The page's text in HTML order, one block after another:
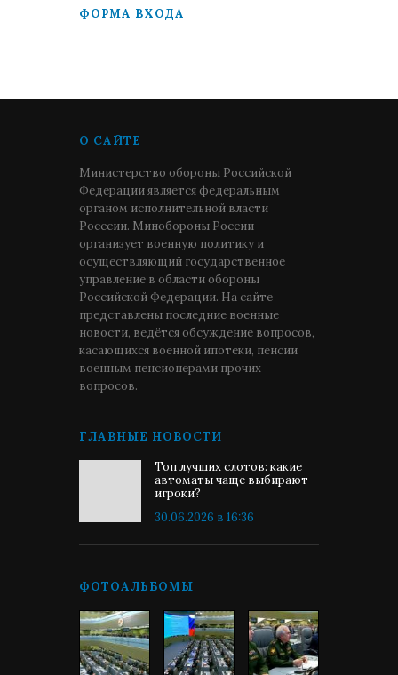
ФОРМА ВХОДА
О САЙТЕ
Министерство обороны Российской
Федерации является федеральным
органом исполнительной власти
Росссии. Минобороны России
организует военную политику и
осуществляющий государственное
управление в области обороны
Российской Федерации. На сайте
представлены последние военные
новости, ведётся обсуждение вопросов,
касающихся военной ипотеки, пенсии
военным пенсионерами прочих
вопросов.
ГЛАВНЫЕ НОВОСТИ
Топ лучших слотов: какие
автоматы чаще выбирают
игроки?
30.06.2026 в 16:36
ФОТОАЛЬБОМЫ